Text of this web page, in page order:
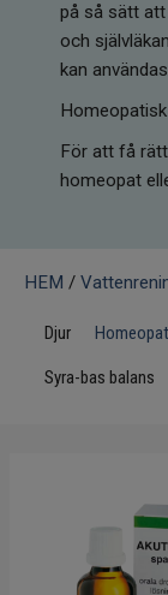
Transdermala
Fyndlådan
på så sätt
och
kan
För att få
homeopat
HEM /
Djur
Syra-bas balans